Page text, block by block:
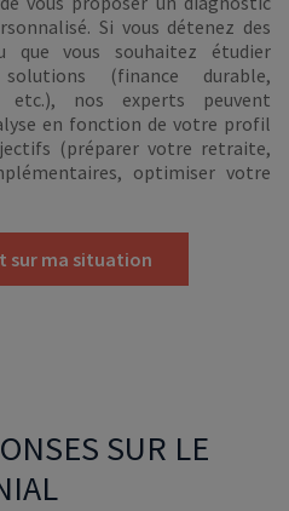
Si vous détenez des
que vous souhaitez étudier
(finance durable,
etc.), nos experts peuvent
en fonction de votre profil
(préparer votre retraite,
optimiser votre
sur ma situation
SUR LE